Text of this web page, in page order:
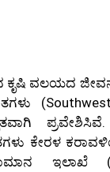
ಕೃಷಿ ವಲಯದ
ಕೇರಳ
ಇಲಾಖೆ